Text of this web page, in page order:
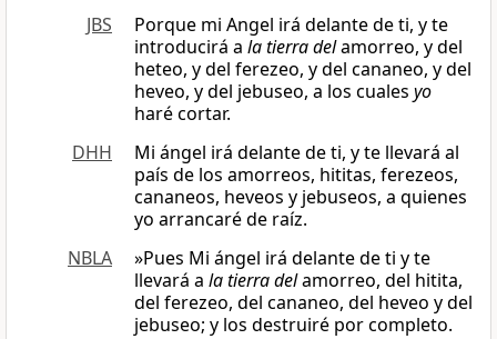
JBS
Porque mi Angel irá delante de ti, y te
introducirá a la tierra delamorreo, y del
heteo, y del ferezeo, y del cananeo, y del
heveo, y del jebuseo, a los cuales yo
haré cortar.
DHH
Mi ángel irá delante de ti, y te llevará al
país de los amorreos, hititas, ferezeos,
cananeos, heveos y jebuseos, a quienes
yo arrancaré de raíz.
NBLA
»Pues Mi ángel irá delante de ti y te
llevará a la tierra delamorreo, del hitita,
del ferezeo, del cananeo, del heveo y del
jebuseo; y los destruiré por completo.